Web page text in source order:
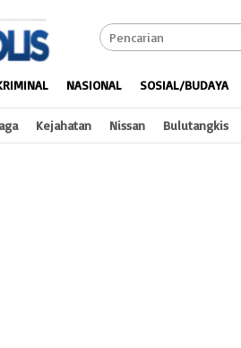
NASIONAL SOSIAL/BUDAYA
Kejahatan Nissan Bulutangkis